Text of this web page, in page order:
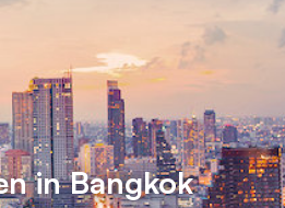
in Bangkok